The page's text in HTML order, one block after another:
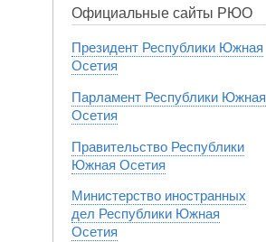
Официальные сайты РЮО
Президент Республики Южная
Осетия
Парламент Республики Южная
Осетия
Правительство Республики
Южная Осетия
Министерство иностранных
дел Республики Южная
Осетия